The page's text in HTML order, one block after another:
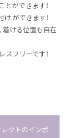
ができます！
ができます！
ける位置も自在
フリーです！
クトのインポ